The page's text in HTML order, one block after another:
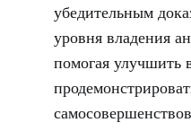
убедительным
уровня владения
помогая улучшить